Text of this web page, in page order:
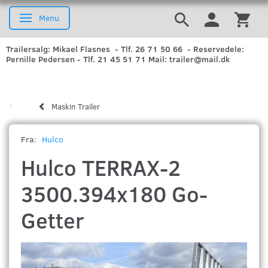
Skifte navigation
Menu
Trailersalg: Mikael Flasnes - Tlf. 26 71 50 66 - Reservedele:
Pernille Pedersen - Tlf. 21 45 51 71 Mail: trailer@mail.dk
Maskin Trailer
Fra: Hulco
Hulco TERRAX-2
3500.394x180 Go-
Getter